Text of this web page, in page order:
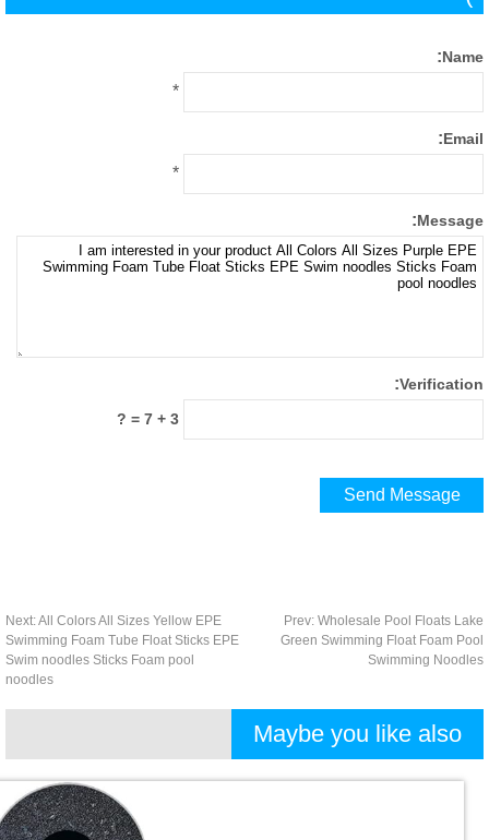
:
:
:
:
=
?
Prev:Wholesale Pool Floats
Green Swimming Float Foam
Swimming
Next
All Colors All Sizes Yellow EPE
Swimming Foam Tube Float Sticks EPE
Swim noodles Sticks Foam pool
noodles
Maybe you like also